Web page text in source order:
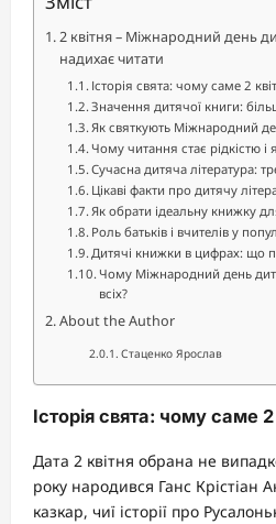
2 квітня – Міжнародний день
надихає читати
Історія свята: чому саме 2
Значення дитячої книги:
Як святкують Міжнародний
Чому читання стає рідкістю і
Сучасна дитяча література:
Цікаві факти про дитячу
Як обрати ідеальну книжку
Роль батьків і вчителів у
Дитячі книжки в цифрах: що
Чому Міжнародний день
всіх?
About the Author
Стаценко Ярослав
Історія свята: чому саме 2
Дата 2 квітня обрана не
року народився Ганс Крістіан
казкар, чиї історії про